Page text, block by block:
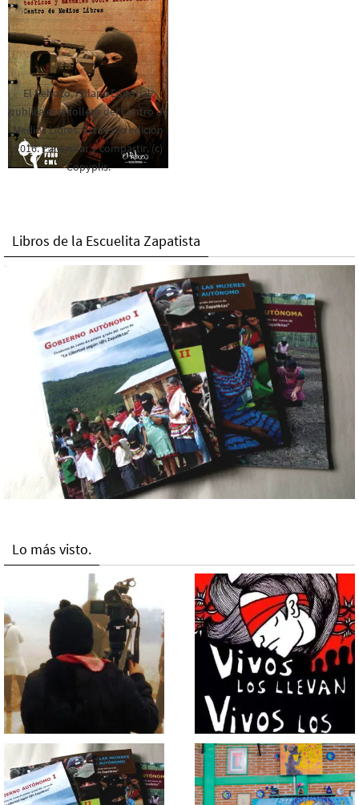
El Rebozo, Palapa Editorial,
publica este folleto del Centro de
Medios Libres. Esta es la edición
2016. Para rolar y compartir. (c)
Copyplis.
Libros de la Escuelita Zapatista
Lo más visto.